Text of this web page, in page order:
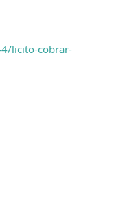
licito-cobrar-